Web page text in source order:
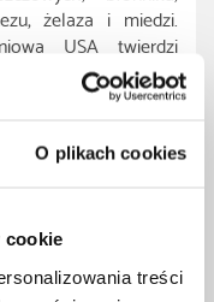
O plikach cookies
cookie
treści
żelaza i miedzi.
USA twierdzi
dieta wegańska jest
Pawskim –KLIKNIJ